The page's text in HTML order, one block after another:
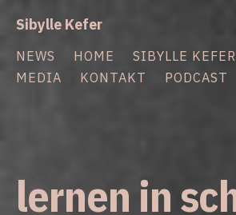
Inhalt
springen
Sibylle Kefer
NEWS HOME SIBYLLE KEFER
MEDIA
KONTAKT PODCAST
lernen in